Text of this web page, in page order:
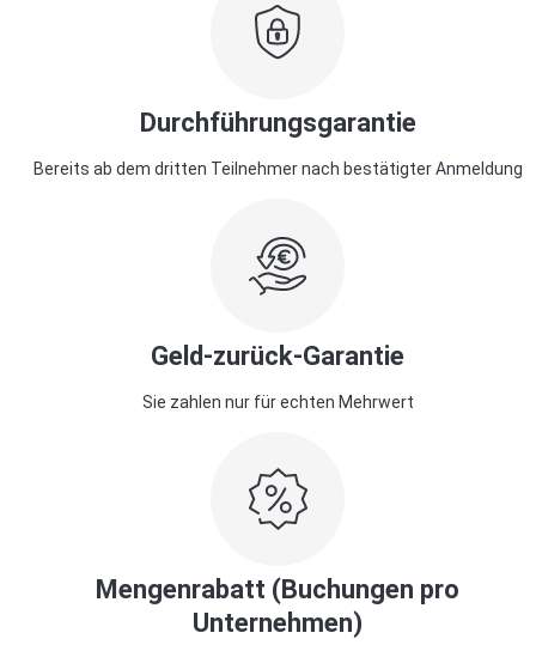
Durchführungsgarantie
Bereits ab dem dritten Teilnehmer nach bestätigter Anmeldung
Geld-zurück-Garantie
Sie zahlen nur für echten Mehrwert
Mengenrabatt (Buchungen pro
Unternehmen)